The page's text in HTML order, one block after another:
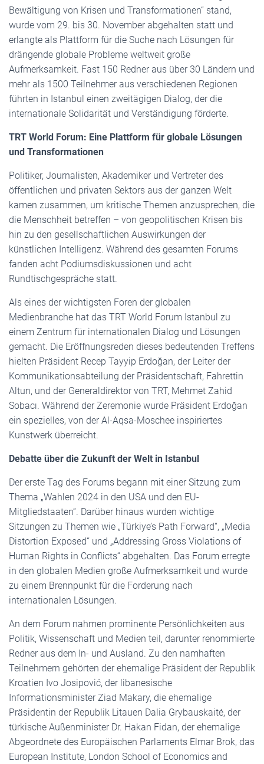
Bewältigung von Krisen und Transformationen“ stand,
wurde vom 29. bis 30. November abgehalten statt und
erlangte als Plattform für die Suche nach Lösungen für
drängende globale Probleme weltweit große
Aufmerksamkeit. Fast 150 Redner aus über 30 Ländern und
mehr als 1500 Teilnehmer aus verschiedenen Regionen
führten in Istanbul einen zweitägigen Dialog, der die
internationale Solidarität und Verständigung förderte.
TRT World Forum: Eine Plattform für globale Lösungen
und Transformationen
Politiker, Journalisten, Akademiker und Vertreter des
öffentlichen und privaten Sektors aus der ganzen Welt
kamen zusammen, um kritische Themen anzusprechen, die
die Menschheit betreffen – von geopolitischen Krisen bis
hin zu den gesellschaftlichen Auswirkungen der
künstlichen Intelligenz. Während des gesamten Forums
fanden acht Podiumsdiskussionen und acht
Rundtischgespräche statt.
Als eines der wichtigsten Foren der globalen
Medienbranche hat das TRT World Forum Istanbul zu
einem Zentrum für internationalen Dialog und Lösungen
gemacht. Die Eröffnungsreden dieses bedeutenden Treffens
hielten Präsident Recep Tayyip Erdoğan, der Leiter der
Kommunikationsabteilung der Präsidentschaft, Fahrettin
Altun, und der Generaldirektor von TRT, Mehmet Zahid
Sobacı. Während der Zeremonie wurde Präsident Erdoğan
ein spezielles, von der Al-Aqsa-Moschee inspiriertes
Kunstwerk überreicht.
Debatte über die Zukunft der Welt in Istanbul
Der erste Tag des Forums begann mit einer Sitzung zum
Thema „Wahlen 2024 in den USA und den EU-
Mitgliedstaaten“. Darüber hinaus wurden wichtige
Sitzungen zu Themen wie „Türkiye’s Path Forward“, „Media
Distortion Exposed“ und „Addressing Gross Violations of
Human Rights in Conflicts“ abgehalten. Das Forum erregte
in den globalen Medien große Aufmerksamkeit und wurde
zu einem Brennpunkt für die Forderung nach
internationalen Lösungen.
An dem Forum nahmen prominente Persönlichkeiten aus
Politik, Wissenschaft und Medien teil, darunter renommierte
Redner aus dem In- und Ausland. Zu den namhaften
Teilnehmern gehörten der ehemalige Präsident der Republik
Kroatien Ivo Josipović, der libanesische
Informationsminister Ziad Makary, die ehemalige
Präsidentin der Republik Litauen Dalia Grybauskaitė, der
türkische Außenminister Dr. Hakan Fidan, der ehemalige
Abgeordnete des Europäischen Parlaments Elmar Brok, das
European Institute, London School of Economics and